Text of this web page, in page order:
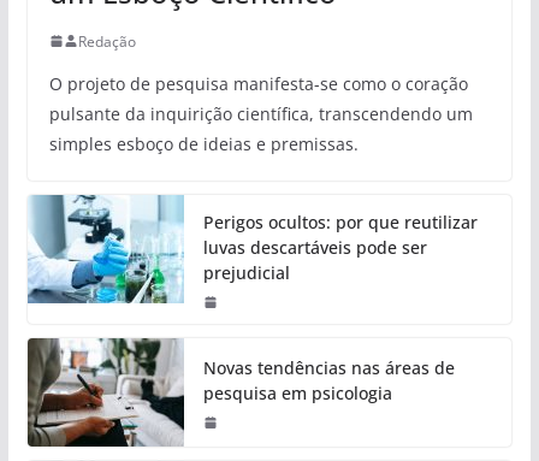
Redação
O projeto de pesquisa manifesta-se como o coração
pulsante da inquirição científica, transcendendo um
simples esboço de ideias e premissas.
Perigos ocultos: por que reutilizar
luvas descartáveis pode ser
prejudicial
Novas tendências nas áreas de
pesquisa em psicologia